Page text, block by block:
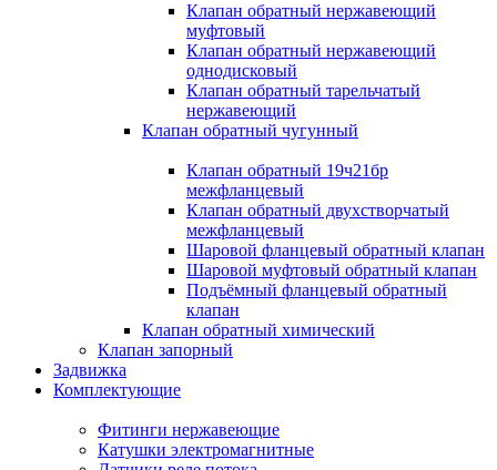
Клапан обратный нержавеющий
муфтовый
Клапан обратный нержавеющий
однодисковый
Клапан обратный тарельчатый
нержавеющий
Клапан обратный чугунный
Клапан обратный 19ч21бр
межфланцевый
Клапан обратный двухстворчатый
межфланцевый
Шаровой фланцевый обратный клапан
Шаровой муфтовый обратный клапан
Подъёмный фланцевый обратный
клапан
Клапан обратный химический
Клапан запорный
Задвижка
Комплектующие
Фитинги нержавеющие
Катушки электромагнитные